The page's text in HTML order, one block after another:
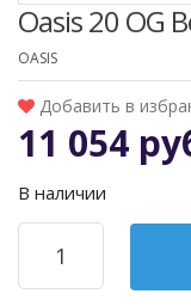
Oasis 20 OG
OASIS
Добавить в
11 054
В наличии